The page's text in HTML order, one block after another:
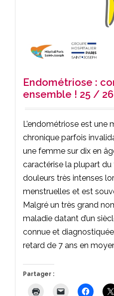
Endométriose :
ensemble ! 25 /
L’endométriose est une
chronique parfois
une femme sur dix en
caractérise la plupart
douleurs très intenses
menstruelles et est
Malgré un très grand
maladie datant d’un
connue et
retard de 7 ans en
Partager :